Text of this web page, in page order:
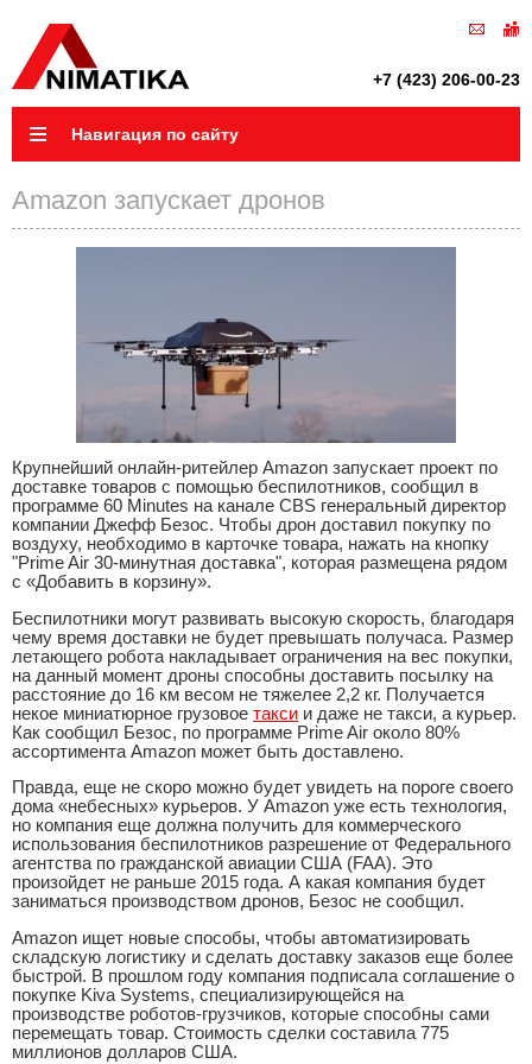
+7 (423) 206-00-23
Навигация по сайту
Amazon запускает дронов
Крупнейший онлайн-ритейлер Amazon запускает проект по
доставке товаров с помощью беспилотников, сообщил в
программе 60 Minutes на канале CBS генеральный директор
компании Джефф Безос. Чтобы дрон доставил покупку по
воздуху, необходимо в карточке товара, нажать на кнопку
"Prime Air 30-минутная доставка", которая размещена рядом
с «Добавить в корзину».
Беспилотники могут развивать высокую скорость, благодаря
чему время доставки не будет превышать получаса. Размер
летающего робота накладывает ограничения на вес покупки,
на данный момент дроны способны доставить посылку на
расстояние до 16 км весом не тяжелее 2,2 кг. Получается
некое миниатюрное грузовое такси и даже не такси, а курьер.
Как сообщил Безос, по программе Prime Air около 80%
ассортимента Amazon может быть доставлено.
Правда, еще не скоро можно будет увидеть на пороге своего
дома «небесных» курьеров. У Amazon уже есть технология,
но компания еще должна получить для коммерческого
использования беспилотников разрешение от Федерального
агентства по гражданской авиации США (FAA). Это
произойдет не раньше 2015 года. А какая компания будет
заниматься производством дронов, Безос не сообщил.
Amazon ищет новые способы, чтобы автоматизировать
складскую логистику и сделать доставку заказов еще более
быстрой. В прошлом году компания подписала соглашение о
покупке Kiva Systems, специализирующейся на
производстве роботов-грузчиков, которые способны сами
перемещать товар. Стоимость сделки составила 775
миллионов долларов США.